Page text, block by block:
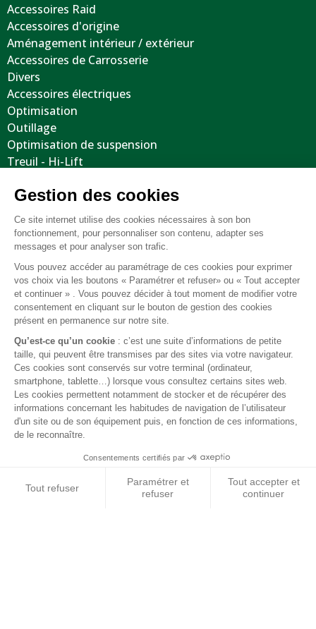
Accessoires Raid
Accessoires d'origine
Aménagement intérieur / extérieur
Accessoires de Carrosserie
Divers
Accessoires électriques
Optimisation
Outillage
Optimisation de suspension
Treuil - Hi-Lift
Volants
Jantes / Pneumatiques / Accessoires
Informations utiles
Nous contacter
Mentions légales
Conditions générales de vente
© 2026 BEST OF LAND - Tous droits réservés